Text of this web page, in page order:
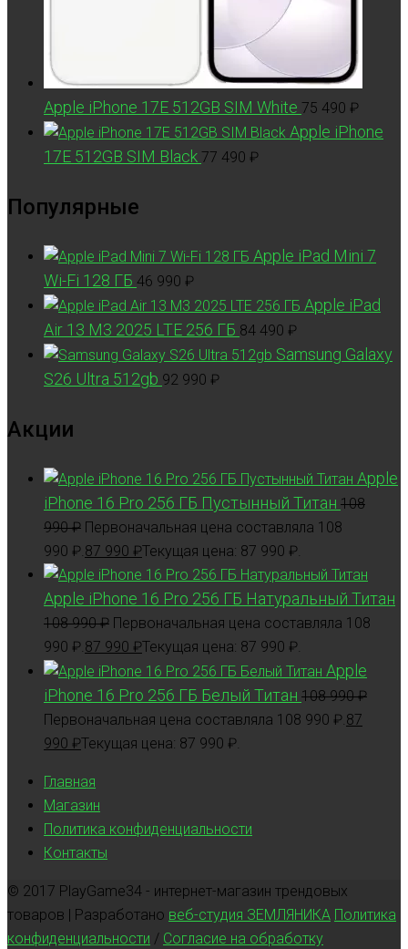
Apple iPhone 17E 512GB SIM White 75 490 ₽
Apple iPhone
17E 512GB SIM Black 77 490 ₽
Популярные
Apple iPad Mini 7
Wi-Fi 128 ГБ 46 990 ₽
Apple iPad
Air 13 M3 2025 LTE 256 ГБ 84 490 ₽
Samsung Galaxy
S26 Ultra 512gb 92 990 ₽
Акции
Apple
iPhone 16 Pro 256 ГБ Пустынный Титан 108
990₽ Первоначальная цена составляла 108
990 ₽.87 990 ₽Текущая цена: 87 990 ₽.
Apple iPhone 16 Pro 256 ГБ Натуральный Титан
108 990₽ Первоначальная цена составляла 108
990 ₽.87 990 ₽Текущая цена: 87 990 ₽.
Apple
iPhone 16 Pro 256 ГБ Белый Титан 108 990₽
Первоначальная цена составляла 108 990 ₽.87
990 ₽Текущая цена: 87 990 ₽.
Главная
Магазин
Политика конфиденциальности
Контакты
© 2017 PlayGame34 - интернет-магазин трендовых
товаров | Разработано веб-студия ЗЕМЛЯНИКА Политика
конфиденциальности / Согласие на обработку